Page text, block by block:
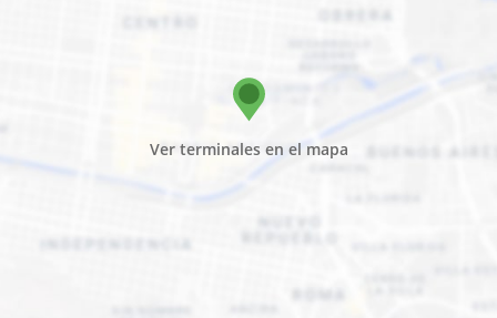
Ver terminales en el mapa